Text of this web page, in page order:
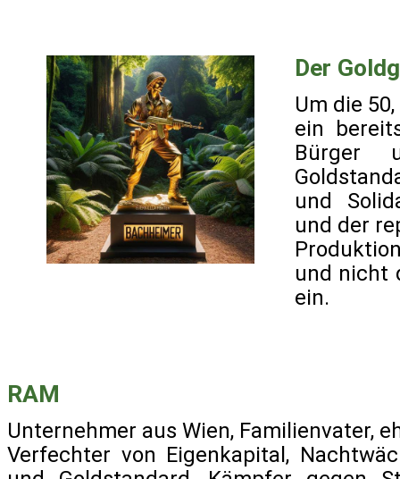
Der
Um die
ein
Bürger
und
und der
und nicht
ein.
RAM
Unternehmer aus Wien, Familienvater,
Verfechter von Eigenkapital,